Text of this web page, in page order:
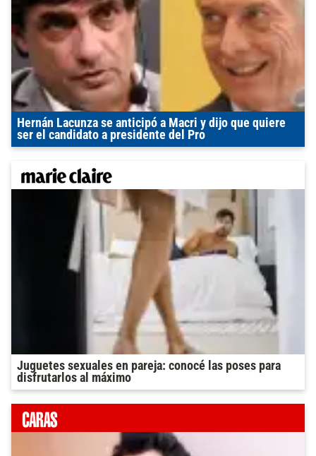
Hernán Lacunza se anticipó a Macri y dijo que quiere
ser el candidato a presidente del Pro
Juguetes sexuales en pareja: conocé las poses para
disfrutarlos al máximo